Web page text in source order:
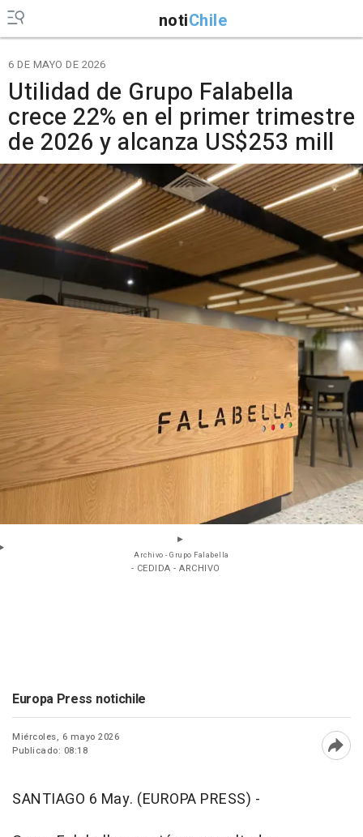
notiChile
6 DE MAYO DE 2026
Utilidad de Grupo Falabella
crece 22% en el primer trimestre
de 2026 y alcanza US$253 mill
Archivo - Grupo Falabella
- CEDIDA - ARCHIVO
Europa Press notichile
Miércoles, 6 mayo 2026
Publicado: 08:18
SANTIAGO 6 May. (EUROPA PRESS) -